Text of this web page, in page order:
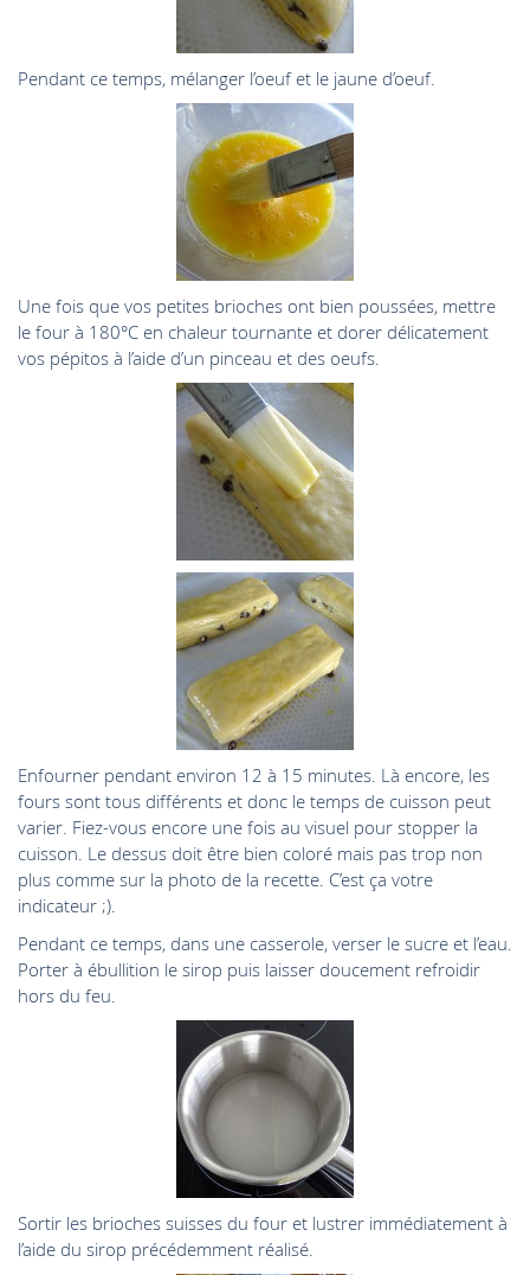
Pendant ce temps, mélanger l’oeuf et le jaune d’oeuf.
Une fois que vos petites brioches ont bien poussées, mettre
le four à 180°C en chaleur tournante et dorer délicatement
vos pépitos à l’aide d’un pinceau et des oeufs.
Enfourner pendant environ 12 à 15 minutes. Là encore, les
fours sont tous différents et donc le temps de cuisson peut
varier. Fiez-vous encore une fois au visuel pour stopper la
cuisson. Le dessus doit être bien coloré mais pas trop non
plus comme sur la photo de la recette. C’est ça votre
indicateur ;).
Pendant ce temps, dans une casserole, verser le sucre et l’eau.
Porter à ébullition le sirop puis laisser doucement refroidir
hors du feu.
Sortir les brioches suisses du four et lustrer immédiatement à
l’aide du sirop précédemment réalisé.